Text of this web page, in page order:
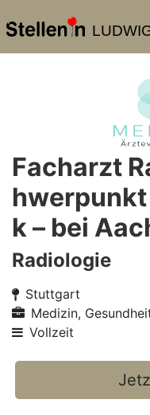
Facharzt
k – bei
Radiologie
Stuttgart
Medizin,
Vollzeit